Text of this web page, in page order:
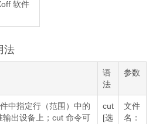
软件
法
语
法
参数
中指定行（范围）中的
输出设备上；cut 命令可
cut
[选
文件
名：